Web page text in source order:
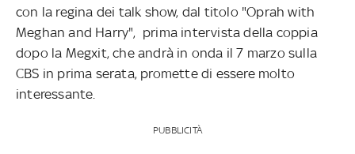
con la regina dei talk show, dal titolo "Oprah with
Meghan and Harry", prima intervista della coppia
dopo la Megxit, che andrà in onda il 7 marzo sulla
CBS in prima serata, promette di essere molto
interessante.
PUBBLICITÀ